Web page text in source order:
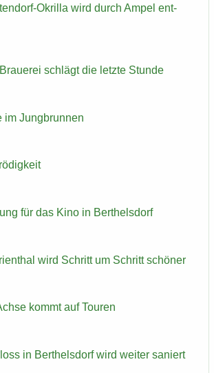
​Okrilla wird durch Ampel ent­
schlägt die letz­te Stun­de
im Jung­brun­nen
für das Kino in Bert­hels­dorf
wird Schritt um Schritt schö­ner
kommt auf Tou­ren
in Bert­hels­dorf wird wei­ter sa­niert